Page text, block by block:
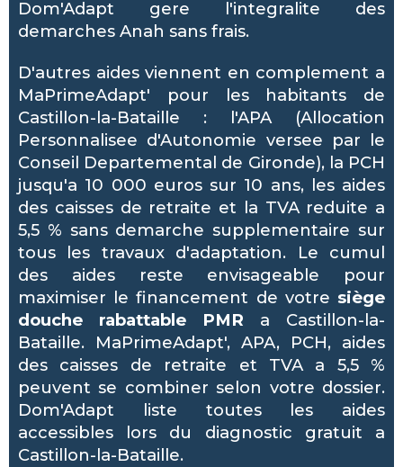
Dom'Adapt gere l'integralite des
demarches Anah sans frais.
D'autres aides viennent en complement a
MaPrimeAdapt' pour les habitants de
Castillon-la-Bataille : l'APA (Allocation
Personnalisee d'Autonomie versee par le
Conseil Departemental de Gironde), la PCH
jusqu'a 10 000 euros sur 10 ans, les aides
des caisses de retraite et la TVA reduite a
5,5 % sans demarche supplementaire sur
tous les travaux d'adaptation. Le cumul
des aides reste envisageable pour
maximiser le financement de votre siège
douche rabattable PMR a Castillon-la-
Bataille. MaPrimeAdapt', APA, PCH, aides
des caisses de retraite et TVA a 5,5 %
peuvent se combiner selon votre dossier.
Dom'Adapt liste toutes les aides
accessibles lors du diagnostic gratuit a
Castillon-la-Bataille.